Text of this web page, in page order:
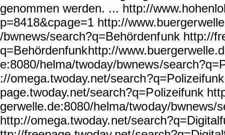
genommen werden. ... http://
p=8418&cpage=1 http://www.buerger
/bwnews/search?q=Behördenfunk http://
q=Behördenfunkhttp://www.buergerwelle.d
e:8080/helma/twoday/bwnews/
://omega.twoday.net/search
page.twoday.net/search?q=Polizeifunk
gerwelle.de:8080/helma/twoday/bwnews/
http://omega.twoday.net/